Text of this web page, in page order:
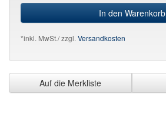
In den Warenkorb
*inkl. MwSt./ zzgl.Versandkosten
Auf die Merkliste